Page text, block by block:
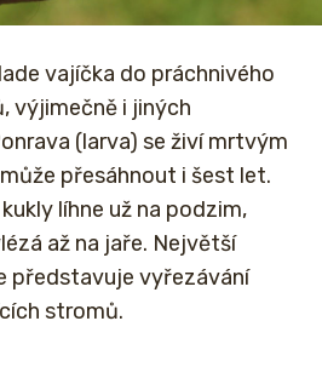
vajíčka do práchnivého
výjimečně i jiných
(larva) se živí mrtvým
přesáhnout i šest let.
líhne už na podzim,
až na jaře. Největší
představuje vyřezávání
stromů.